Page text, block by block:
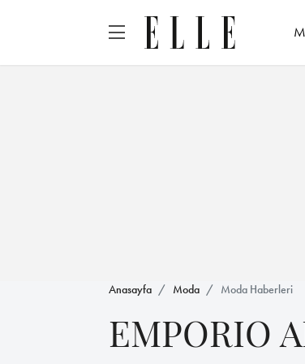
Anasayfa Moda Moda Haberleri
EMPORIO